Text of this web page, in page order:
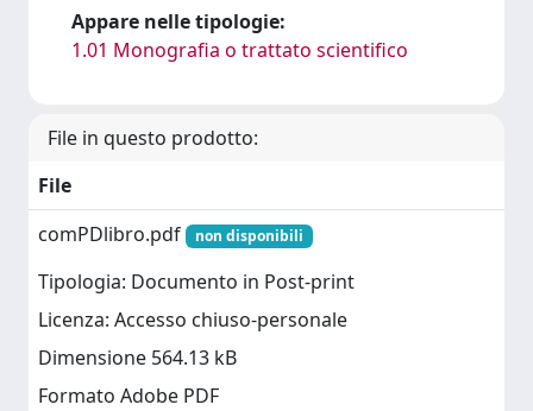
Appare nelle tipologie:
1.01 Monografia o trattato scientifico
File in questo prodotto:
File
comPDlibro.pdf
non disponibili
Tipologia: Documento in Post-print
Licenza: Accesso chiuso-personale
Dimensione 564.13 kB
Formato Adobe PDF